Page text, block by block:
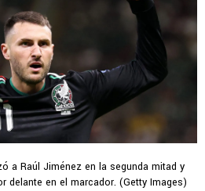
a Raúl Jiménez en la segunda mitad y
delante en el marcador. (Getty Images)